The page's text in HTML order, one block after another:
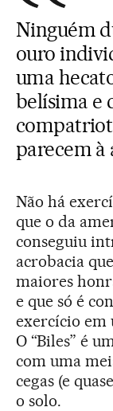
Ninguém
ouro
uma
belísima e
parecem à
Não há
que o da
conseguiu
acrobacia
maiores
e que só é
exercício em
O “Biles” é
com uma
cegas (e
o solo.